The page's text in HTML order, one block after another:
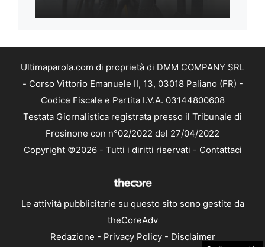
Ultimaparola.com di proprietà di DMM COMPANY SRL
- Corso Vittorio Emanuele II, 13, 03018 Paliano (FR) -
Codice Fiscale e Partita I.V.A. 03144800608
Testata Giornalistica registrata presso il Tribunale di
Frosinone con n°02/2022 del 27/04/2022
Copyright ©2026 - Tutti i diritti riservati - Contattaci
Le attività pubblicitarie su questo sito sono gestite da
theCoreAdv
Redazione - Privacy Policy- Disclaimer